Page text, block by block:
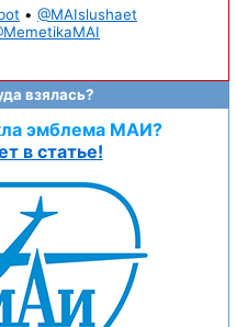
• @MAIslushaet
взялась?
эмблема МАИ?
в статье!